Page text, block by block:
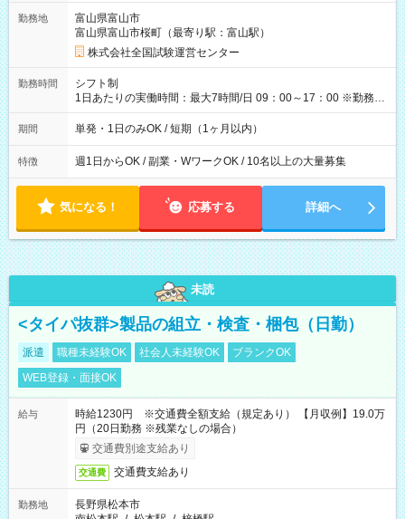
例】 ・河合塾模擬試験 8:30～17:30（休憩1時間） 時給1,300円
×8時間＝日収10,400円＋交通費 ※当日の役割により時給＋100
円の場合あり ・国家試験 7:00～13:30（休憩なし） 時給1,300
円（役割手当＋100円）×6時間＝日収8,400円＋交通費 【試用期
間】試用期間なし
勤務地
富山県富山市
富山県富山市桜町（最寄り駅：富山駅）
株式会社全国試験運営センター
勤務時間
シフト制
1日あたりの実働時間：最大7時間/日 09：00～17：00 ※勤務時
間は 試験により異なります。
期間 単発・1日のみOK / 短期（1ヶ月以内）
特徴 週1日からOK / 副業・WワークOK / 10名以上の大量募集
気になる！ 応募する 詳細へ
未読
<タイパ抜群>製品の組立・検査・梱包（日勤）
派遣 職種未経験OK 社会人未経験OK
ブランクOK
WEB登録・面接OK
給与
時給1230円 ※交通費全額支給（規定あり） 【月収例】19.0万
円（20日勤務 ※残業なしの場合）
交通費別途支給あり
交通費 交通費支給あり
勤務地
長野県松本市